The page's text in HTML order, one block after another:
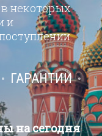
некоторых
и
ГАРАНТИИ
на сегодня